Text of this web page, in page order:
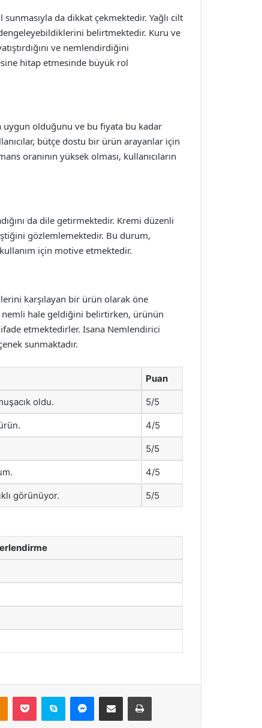
da dikkat çekmektedir. Yağlı cilt
belirtmektedir. Kuru ve
ve nemlendirdiğini
hitap etmesinde büyük rol
uygun olduğunu ve bu fiyata bu kadar
bütçe dostu bir ürün arayanlar için
oranının yüksek olması, kullanıcıların
da dile getirmektedir. Kremi düzenli
gözlemlemektedir. Bu durum,
için motive etmektedir.
karşılayan bir ürün olarak öne
nemli hale geldiğini belirtirken, ürünün
etmektedirler. Isana Nemlendirici
sunmaktadır.
Puan
oldu. 5/5
4/5
5/5
4/5
görünüyor. 5/5
Odnoklassniki
Pocket Skype Messenger
E-Posta ile paylaş Yazdır